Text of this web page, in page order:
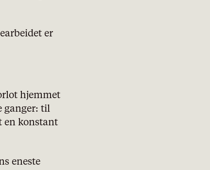
er
hjemmet
ganger: til
en konstant
eneste